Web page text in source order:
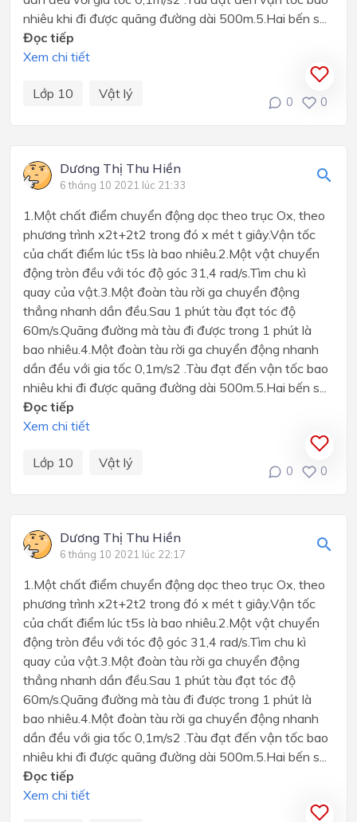
nhiêu khi đi được quãng đường dài 500m.5.Hai bến s...
Đọc tiếp
Xem chi tiết
Lớp 10 Vật lý
0 0
Dương Thị Thu Hiền
6 tháng 10 2021 lúc 21:33
1.Một chất điểm chuyển động dọc theo trục Ox, theo
phương trình x2t+2t2 trong đó x mét t giây.Vận tốc
của chất điểm lúc t5s là bao nhiêu.2.Một vật chuyển
động tròn đều với tóc độ góc 31,4 rad/s.Tìm chu kì
quay của vật.3.Một đoàn tàu rời ga chuyển động
thẳng nhanh dần đều.Sau 1 phút tàu đạt tóc độ
60m/s.Quãng đường mà tàu đi được trong 1 phút là
bao nhiêu.4.Một đoàn tàu rời ga chuyển động nhanh
dần đều với gia tốc 0,1m/s2 .Tàu đạt đến vận tốc bao
nhiêu khi đi được quãng đường dài 500m.5.Hai bến s...
Đọc tiếp
Xem chi tiết
Lớp 10 Vật lý
0 0
Dương Thị Thu Hiền
6 tháng 10 2021 lúc 22:17
1.Một chất điểm chuyển động dọc theo trục Ox, theo
phương trình x2t+2t2 trong đó x mét t giây.Vận tốc
của chất điểm lúc t5s là bao nhiêu.2.Một vật chuyển
động tròn đều với tóc độ góc 31,4 rad/s.Tìm chu kì
quay của vật.3.Một đoàn tàu rời ga chuyển động
thẳng nhanh dần đều.Sau 1 phút tàu đạt tóc độ
60m/s.Quãng đường mà tàu đi được trong 1 phút là
bao nhiêu.4.Một đoàn tàu rời ga chuyển động nhanh
dần đều với gia tốc 0,1m/s2 .Tàu đạt đến vận tốc bao
nhiêu khi đi được quãng đường dài 500m.5.Hai bến s...
Đọc tiếp
Xem chi tiết